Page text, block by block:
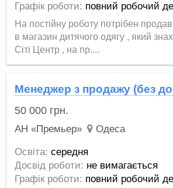
Графік роботи: повний робочий
На постійну роботу потрібен
в магазин дитячого одягу , який
Сіті Центр , на пр....
Менеджер з продажу (без
50 000 грн.
АН «Премьер» Одеса
Освіта: середня
Досвід роботи: не вимагається
Графік роботи: повний робочий